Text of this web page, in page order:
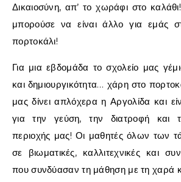
Δικαιοσύνη, απ’ το χωράφι στο
μπορούσε να είναι άλλο για εμάς
πορτοκάλι!
Για μια εβδομάδα το σχολείο μας
και δημιουργικότητα… χάρη στο
μας δίνει απλόχερα η Αργολίδα και
για την γεύση, την διατροφή και
περιοχής μας! Οι μαθητές όλων των
σε βιωματικές, καλλιτεχνικές και
που συνδύασαν τη μάθηση με τη χαρά